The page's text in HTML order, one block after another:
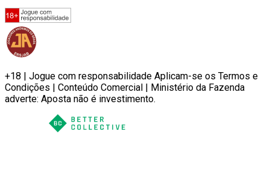
+18 | Jogue com responsabilidade Aplicam-se os Termos e
Condições | Conteúdo Comercial | Ministério da Fazenda
adverte: Aposta não é investimento.